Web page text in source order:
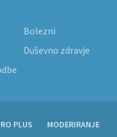
Bolezni
Duševno zdravje
PLUS MODERIRANJE